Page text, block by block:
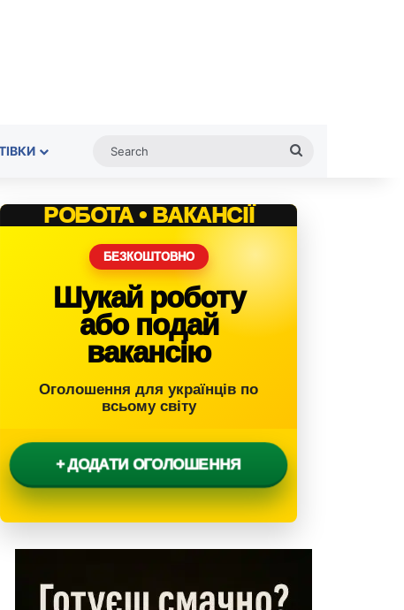
РОБОТА • ВАКАНСІЇ
БЕЗКОШТОВНО
Шукай роботу
або подай
вакансію
Оголошення для українців по
всьому світу
+ ДОДАТИ ОГОЛОШЕННЯ